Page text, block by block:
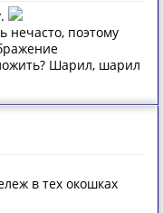
нечасто, поэтому
Шарил, шарил
в тех окошках